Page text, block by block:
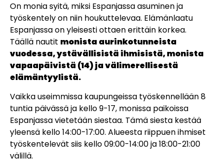
On monia syitä, miksi Espanjassa asuminen ja
työskentely on niin houkuttelevaa. Elämänlaatu
Espanjassa on yleisesti ottaen erittäin korkea.
Täällä nautit monista aurinkotunneista
vuodessa, ystävällisistä ihmisistä, monista
vapaapäivistä (14) ja välimerellisestä
elämäntyylistä.
Vaikka useimmissa kaupungeissa työskennellään 8
tuntia päivässä ja kello 9-17, monissa paikoissa
Espanjassa vietetään siestaa. Tämä siesta kestää
yleensä kello 14:00-17:00. Alueesta riippuen ihmiset
työskentelevät siis kello 09:00-14:00 ja 18:00-21:00
välillä.